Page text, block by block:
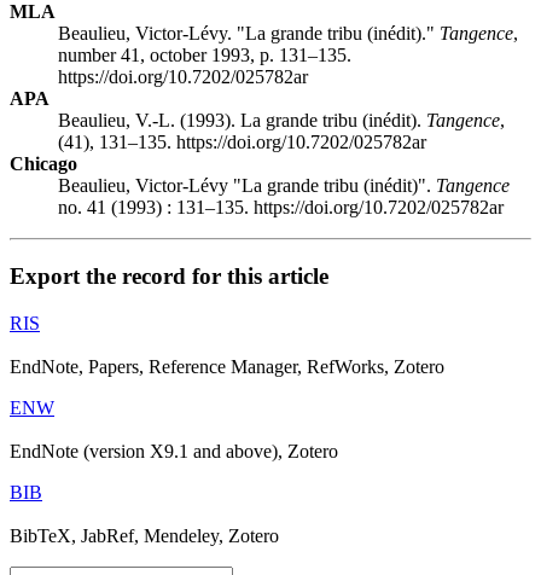
MLA
Beaulieu, Victor-Lévy. "La grande tribu (inédit)." Tangence,
number 41, october 1993, p. 131–135.
https://doi.org/10.7202/025782ar
APA
Beaulieu, V.-L. (1993). La grande tribu (inédit). Tangence,
(41), 131–135. https://doi.org/10.7202/025782ar
Chicago
Beaulieu, Victor-Lévy "La grande tribu (inédit)". Tangence
no. 41 (1993) : 131–135. https://doi.org/10.7202/025782ar
Export the record for this article
RIS
EndNote, Papers, Reference Manager, RefWorks, Zotero
ENW
EndNote (version X9.1 and above), Zotero
BIB
BibTeX, JabRef, Mendeley, Zotero